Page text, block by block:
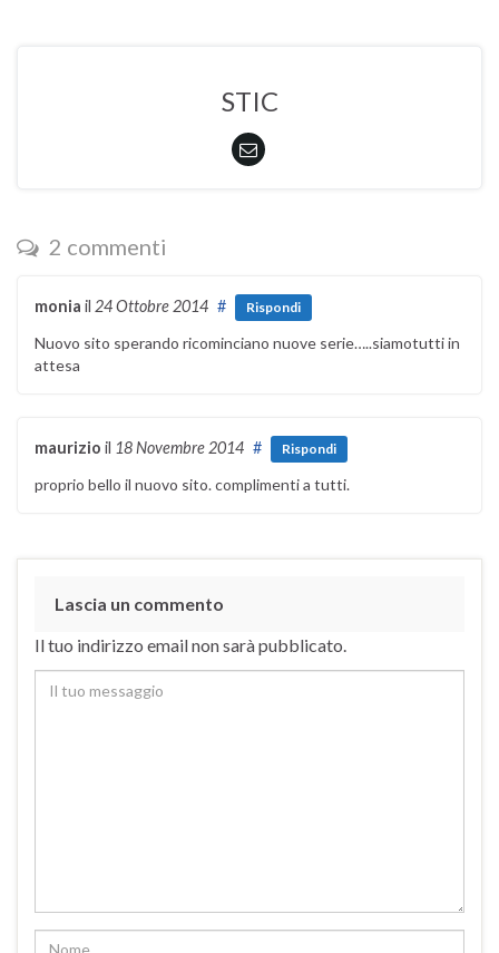
STIC
2 commenti
monia il 24 Ottobre 2014 # Rispondi
Nuovo sito sperando ricominciano nuove serie…..siamotutti in
attesa
maurizio il 18 Novembre 2014 # Rispondi
proprio bello il nuovo sito. complimenti a tutti.
Lascia un commento
Il tuo indirizzo email non sarà pubblicato.